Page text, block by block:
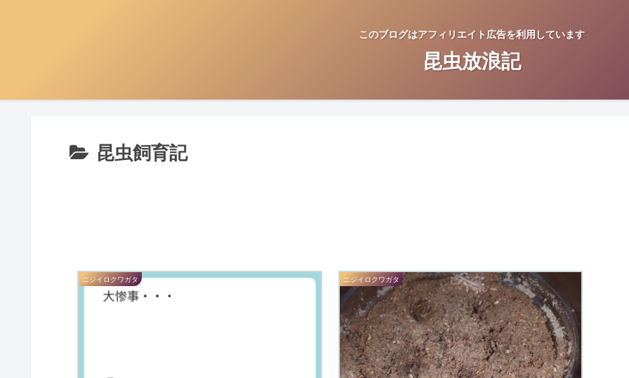
このブログはアフィリエイト広告を利用しています
昆虫放浪記
昆虫飼育記
ニジイロクワガタ ニジイロクワガタ